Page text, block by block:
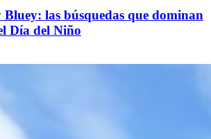
Bluey: las búsquedas que dominan
Día del Niño